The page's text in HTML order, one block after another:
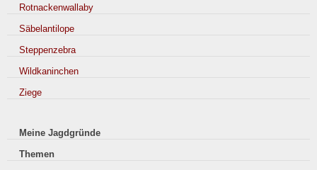
Rotnackenwallaby
Säbelantilope
Steppenzebra
Wildkaninchen
Ziege
Meine Jagdgründe
Themen